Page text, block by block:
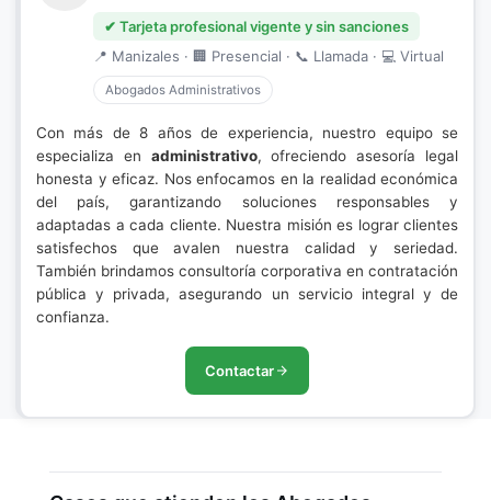
✔ Tarjeta profesional vigente y sin sanciones
📍 Manizales · 🏢 Presencial · 📞 Llamada · 💻 Virtual
Abogados Administrativos
Con más de 8 años de experiencia, nuestro equipo se
especializa en administrativo, ofreciendo asesoría legal
honesta y eficaz. Nos enfocamos en la realidad económica
del país, garantizando soluciones responsables y
adaptadas a cada cliente. Nuestra misión es lograr clientes
satisfechos que avalen nuestra calidad y seriedad.
También brindamos consultoría corporativa en contratación
pública y privada, asegurando un servicio integral y de
confianza.
Contactar